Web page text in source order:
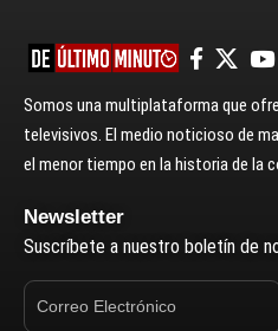
Somos una multiplataforma que
televisivos. El medio noticioso de
el menor tiempo en la historia de la
Newsletter
Suscríbete a nuestro boletín de